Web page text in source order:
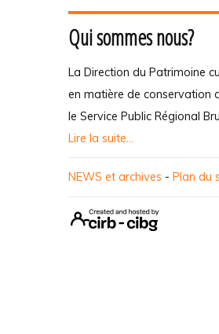
Qui sommes nous?
La Direction du Patrimoine
en matière de conservation
le Service Public Régional
Lire la suite...
NEWS et archives - Plan du